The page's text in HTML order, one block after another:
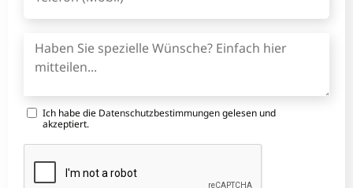
Ich habe die Datenschutzbestimmungengelesen und
akzeptiert.